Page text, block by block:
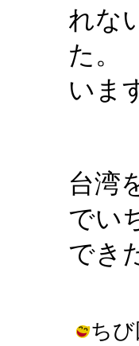
れな
た。
いま
台湾
でい
でき
ち